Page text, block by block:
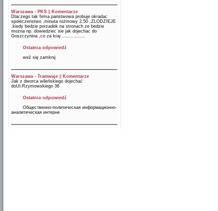
Warszawa - PKS
Komentarze
Dlaczego tak firma panstwowa probuje okradac
spoleczenstwo ,minuta rozmowy 2.50 ,ZLODZIEJE
,kiedy bedzie porzadek na stronach ze bedzie
mozna np. dowiedziec sie jak dojechac do
Goszczynina ,co za kraj ................
Ostatnia odpowiedź
weź się zamknij
Warszawa - Tramwaje
Komentarze
Jak z dworca wileńskiego dojechać
doUl.Rzymowskiego 36
Ostatnia odpowiedź
Общественно-политическая информационно-
аналитическая интерне